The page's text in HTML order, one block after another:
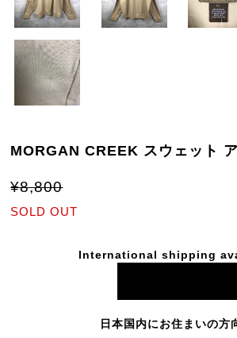
MORGAN CREEK スウェット
¥8,800
SOLD OUT
International shipping
日本国内にお住まいの方